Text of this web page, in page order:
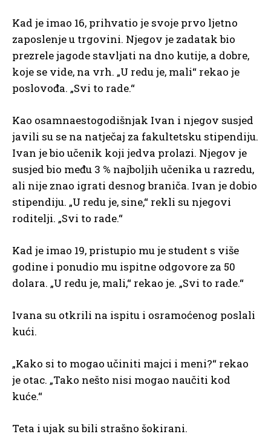
Kad je imao 16, prihvatio je svoje prvo ljetno
zaposlenje u trgovini. Njegov je zadatak bio
prezrele jagode stavljati na dno kutije, a dobre,
koje se vide, na vrh. „U redu je, mali“ rekao je
poslovođa. „Svi to rade.“
Kao osamnaestogodišnjak Ivan i njegov susjed
javili su se na natječaj za fakultetsku stipendiju.
Ivan je bio učenik koji jedva prolazi. Njegov je
susjed bio među 3 % najboljih učenika u razredu,
ali nije znao igrati desnog braniča. Ivan je dobio
stipendiju. „U redu je, sine,“ rekli su njegovi
roditelji. „Svi to rade.“
Kad je imao 19, pristupio mu je student s više
godine i ponudio mu ispitne odgovore za 50
dolara. „U redu je, mali,“ rekao je. „Svi to rade.“
Ivana su otkrili na ispitu i osramoćenog poslali
kući.
„Kako si to mogao učiniti majci i meni?“ rekao
je otac. „Tako nešto nisi mogao naučiti kod
kuće.“
Teta i ujak su bili strašno šokirani.